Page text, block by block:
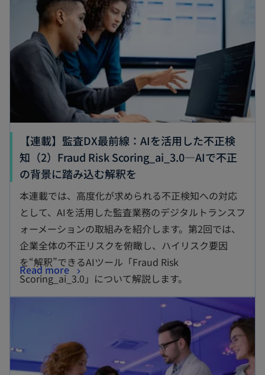
【連載】監査DX最前線：AIを活用した不正検
知（2）Fraud Risk Scoring_ai_3.0—AIで不正
の背景に踏み込む解釈を
本連載では、高度化が求められる不正検知への対応
として、AIを活用した監査業務のデジタルトランスフ
ォーメーションの取組みを紹介します。第2回では、
企業全体の不正リスクを俯瞰し、ハイリスク要因
を“解釈”できるAIツール「Fraud Risk
Scoring_ai_3.0」について解説します。
Read more